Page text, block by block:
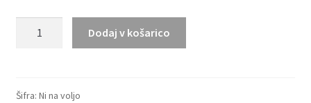
SP
Dodaj v košarico
Šifra: Ni na voljo